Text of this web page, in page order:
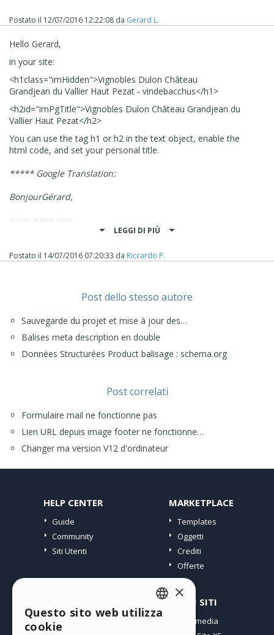
Postato il 12/07/2016 12:22:08 da Gerard L.
Hello Gerard,
in your site:
<h1class="imHidden">Vignobles Dulon Château
Grandjean du Vallier Haut Pezat - vindebacchus</h1 >
<h2id="imPgTitle">Vignobles Dulon Château Grandjean du
Vallier Haut Pezat</h2>
You can use the tag h1 or h2 in the text object, enable the
html code, and set your personal title.
***** Google Translation:
BonjourGérard,
dans votre site:
"imHidden">VignoblesDulon ChâteauGrandjean
VignoblesDulonChâteauGrandjean
Vous pouvez utiliser leh1tagouh2dans l'objet
le code html et définissez votre titre personnel.
LEGGI DI PIÙ
Postato il 14/07/2016 07:20:33 da Riccardo P.
Post dello stesso autore
Sauvegarde du projet et mise à jour des…
Balises meta description en double
Données Structurées Product balisage : schema.org
Post correlati
Formulaire mail ne fonctionne pas
Lien URL depuis image footer ne fonctionne…
Changer ma version V12 d'ordinateur
HELP CENTER
Guide
Community
Siti Utenti
MARKETPLACE
Templates
Oggetti
Crediti
Offerte
I miei post
ALTRI SITI
Incomedia
ENGLISH
×
Questo sito web utilizza
cookie